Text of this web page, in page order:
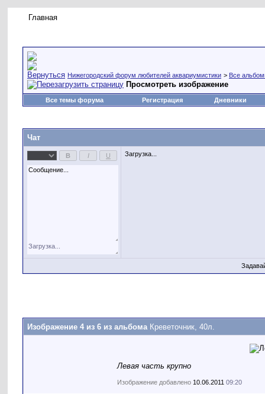
Главная
Нижегородский форум любителей аквариумистики > Все
Просмотреть изображение
Все темы форума Регистрация Дневники
Чат
Загрузка...
Изображение 4 из 6 из альбома Креветочник, 40л.
Левая часть крупно
Изображение добавлено 10.06.2011 09:20